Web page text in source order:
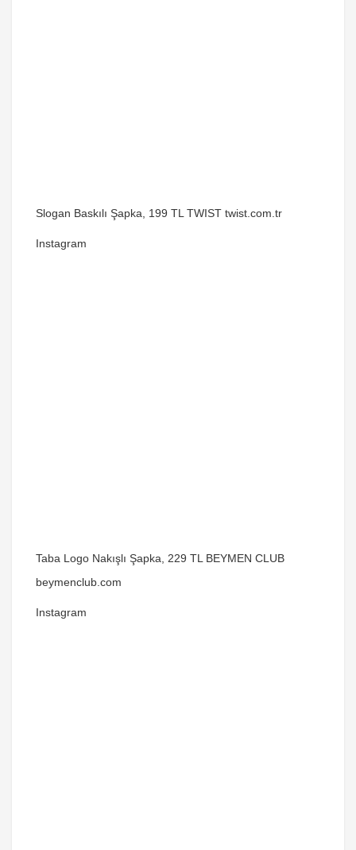
Slogan Baskılı Şapka, 199 TL TWIST twist.com.tr
Instagram
Taba Logo Nakışlı Şapka, 229 TL BEYMEN CLUB
beymenclub.com
Instagram